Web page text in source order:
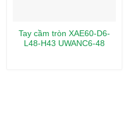
Tay cầm tròn XAE60-D6-
L48-H43 UWANC6-48